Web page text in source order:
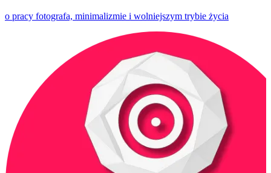
o pracy fotografa, minimalizmie i wolniejszym trybie życia